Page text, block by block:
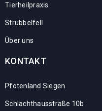
Tierheilpraxis
Strubbelfell
Über uns
KONTAKT
Pfotenland Siegen
Schlachthausstraße 10b